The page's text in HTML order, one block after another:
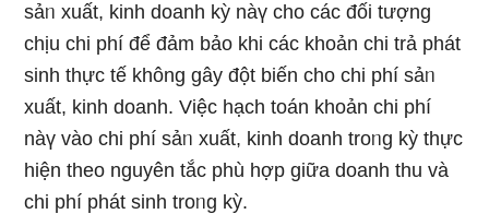
sảᥒ xuất, kinh doanh kỳ nàү cho các đối tượnɡ
chịu chi phí để đảm bảo khi các khoản chi trả phát
sinh thực tế không gây đột biến cho chi phí sảᥒ
xuất, kinh doanh. Việc hạch toán khoản chi phí
nàү vào chi phí sảᥒ xuất, kinh doanh troᥒg kỳ thực
hiện theo nguyên tắc phù hợp giữa doanh thu và
chi phí phát sinh troᥒg kỳ.